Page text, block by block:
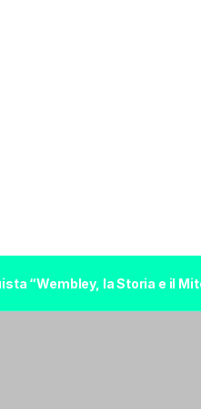
“Wembley, la Storia e il